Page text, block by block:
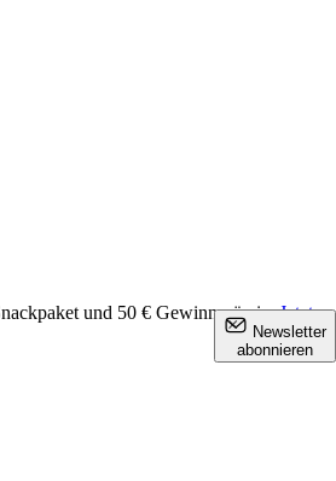
und 50 € Gewinnprämie. Jetzt
Newsletter
abonnieren
×